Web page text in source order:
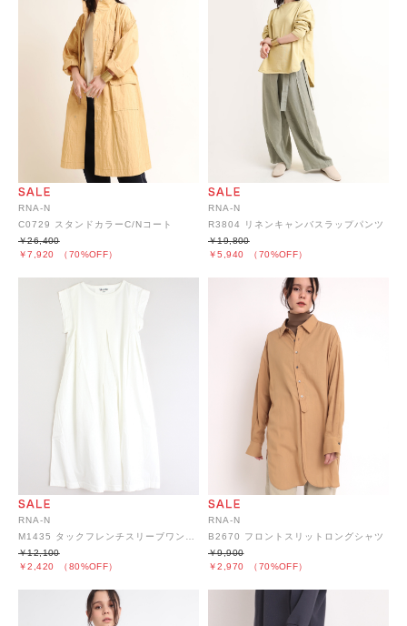
RNA-N
C0729 スタンドカラーC/Nコート
￥7,920 （70%OFF）
￥26,400
RNA-N
R3804 リネンキャンバスラップパンツ
￥5,940 （70%OFF）
￥19,800
RNA-N
￥2,420 （80%OFF）
￥12,100
RNA-N
B2670 フロントスリットロングシャツ
￥2,970 （70%OFF）
￥9,900